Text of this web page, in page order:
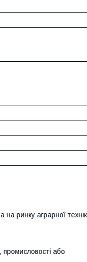
на ринку аграрної
промисловості або